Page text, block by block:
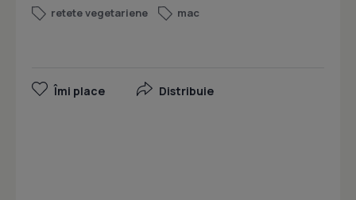
retete vegetariene
mac
Îmi place Distribuie